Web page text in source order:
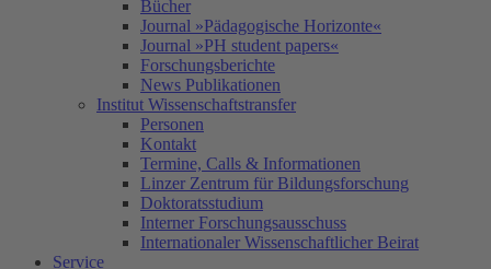
Bücher
Journal »Pädagogische Horizonte«
Journal »PH student papers«
Forschungsberichte
News Publikationen
Institut Wissenschaftstransfer
Personen
Kontakt
Termine, Calls & Informationen
Linzer Zentrum für Bildungsforschung
Doktoratsstudium
Interner Forschungsausschuss
Internationaler Wissenschaftlicher Beirat
Service